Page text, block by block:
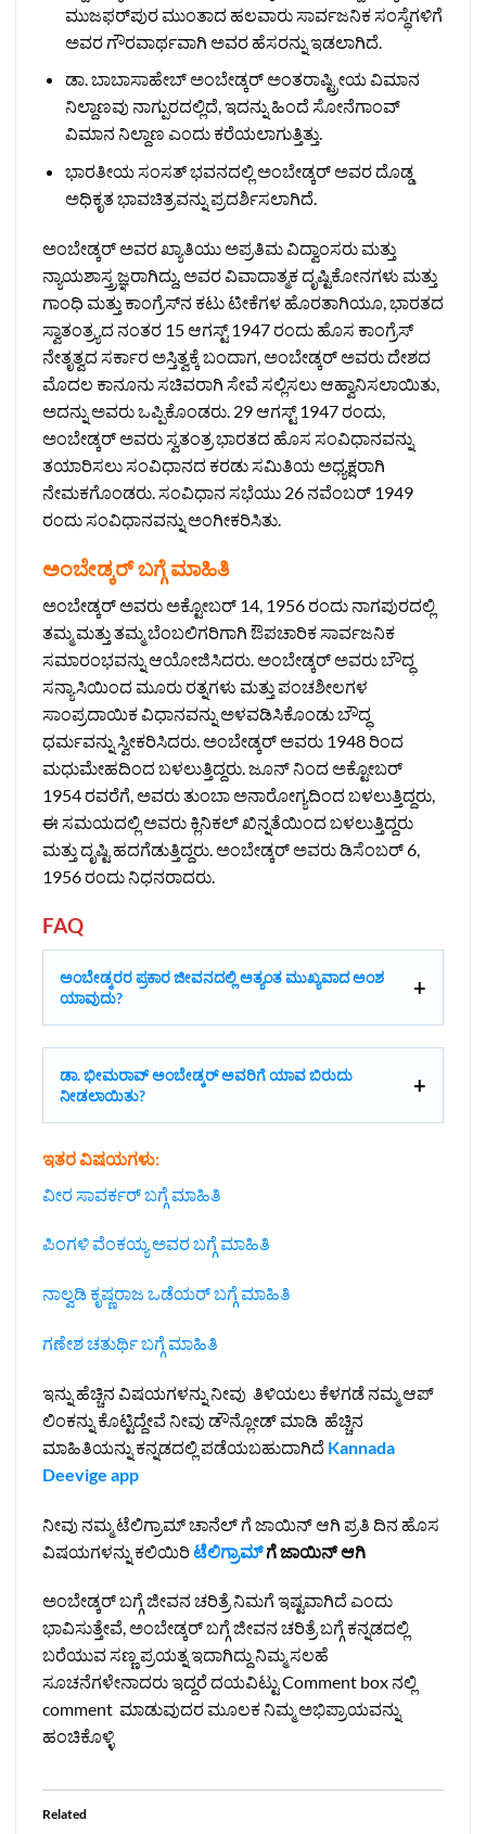
ಮುಜಫರ್‌ಪುರ ಮುಂತಾದ ಹಲವಾರು ಸಾರ್ವಜನಿಕ ಸಂಸ್ಥೆಗಳಿಗೆ
ಅವರ ಗೌರವಾರ್ಥವಾಗಿ ಅವರ ಹೆಸರನ್ನು ಇಡಲಾಗಿದೆ.
ಡಾ. ಬಾಬಾಸಾಹೇಬ್ ಅಂಬೇಡ್ಕರ್ ಅಂತರಾಷ್ಟ್ರೀಯ ವಿಮಾನ
ನಿಲ್ದಾಣವು ನಾಗ್ಪುರದಲ್ಲಿದೆ, ಇದನ್ನು ಹಿಂದೆ ಸೋನೆಗಾಂವ್
ವಿಮಾನ ನಿಲ್ದಾಣ ಎಂದು ಕರೆಯಲಾಗುತ್ತಿತ್ತು.
ಭಾರತೀಯ ಸಂಸತ್ ಭವನದಲ್ಲಿ ಅಂಬೇಡ್ಕರ್ ಅವರ ದೊಡ್ಡ
ಅಧಿಕೃತ ಭಾವಚಿತ್ರವನ್ನು ಪ್ರದರ್ಶಿಸಲಾಗಿದೆ.
ಅಂಬೇಡ್ಕರ್ ಅವರ ಖ್ಯಾತಿಯು ಅಪ್ರತಿಮ ವಿದ್ವಾಂಸರು ಮತ್ತು
ನ್ಯಾಯಶಾಸ್ತ್ರಜ್ಞರಾಗಿದ್ದು, ಅವರ ವಿವಾದಾತ್ಮಕ ದೃಷ್ಟಿಕೋನಗಳು ಮತ್ತು
ಗಾಂಧಿ ಮತ್ತು ಕಾಂಗ್ರೆಸ್‌ನ ಕಟು ಟೀಕೆಗಳ ಹೊರತಾಗಿಯೂ, ಭಾರತದ
ಸ್ವಾತಂತ್ರ್ಯದ ನಂತರ 15 ಆಗಸ್ಟ್ 1947 ರಂದು ಹೊಸ ಕಾಂಗ್ರೆಸ್
ನೇತೃತ್ವದ ಸರ್ಕಾರ ಅಸ್ತಿತ್ವಕ್ಕೆ ಬಂದಾಗ, ಅಂಬೇಡ್ಕರ್ ಅವರು ದೇಶದ
ಮೊದಲ ಕಾನೂನು ಸಚಿವರಾಗಿ ಸೇವೆ ಸಲ್ಲಿಸಲು ಆಹ್ವಾನಿಸಲಾಯಿತು,
ಅದನ್ನು ಅವರು ಒಪ್ಪಿಕೊಂಡರು. 29 ಆಗಸ್ಟ್ 1947 ರಂದು,
ಅಂಬೇಡ್ಕರ್ ಅವರು ಸ್ವತಂತ್ರ ಭಾರತದ ಹೊಸ ಸಂವಿಧಾನವನ್ನು
ತಯಾರಿಸಲು ಸಂವಿಧಾನದ ಕರಡು ಸಮಿತಿಯ ಅಧ್ಯಕ್ಷರಾಗಿ
ನೇಮಕಗೊಂಡರು. ಸಂವಿಧಾನ ಸಭೆಯು 26 ನವೆಂಬರ್ 1949
ರಂದು ಸಂವಿಧಾನವನ್ನು ಅಂಗೀಕರಿಸಿತು.
ಅಂಬೇಡ್ಕರ್ ಬಗ್ಗೆ ಮಾಹಿತಿ
ಅಂಬೇಡ್ಕರ್ ಅವರು ಅಕ್ಟೋಬರ್ 14, 1956 ರಂದು ನಾಗಪುರದಲ್ಲಿ
ತಮ್ಮ ಮತ್ತು ತಮ್ಮ ಬೆಂಬಲಿಗರಿಗಾಗಿ ಔಪಚಾರಿಕ ಸಾರ್ವಜನಿಕ
ಸಮಾರಂಭವನ್ನು ಆಯೋಜಿಸಿದರು. ಅಂಬೇಡ್ಕರ್ ಅವರು ಬೌದ್ಧ
ಸನ್ಯಾಸಿಯಿಂದ ಮೂರು ರತ್ನಗಳು ಮತ್ತು ಪಂಚಶೀಲಗಳ
ಸಾಂಪ್ರದಾಯಿಕ ವಿಧಾನವನ್ನು ಅಳವಡಿಸಿಕೊಂಡು ಬೌದ್ಧ
ಧರ್ಮವನ್ನು ಸ್ವೀಕರಿಸಿದರು. ಅಂಬೇಡ್ಕರ್ ಅವರು 1948 ರಿಂದ
ಮಧುಮೇಹದಿಂದ ಬಳಲುತ್ತಿದ್ದರು. ಜೂನ್ ನಿಂದ ಅಕ್ಟೋಬರ್
1954 ರವರೆಗೆ, ಅವರು ತುಂಬಾ ಅನಾರೋಗ್ಯದಿಂದ ಬಳಲುತ್ತಿದ್ದರು,
ಈ ಸಮಯದಲ್ಲಿ ಅವರು ಕ್ಲಿನಿಕಲ್ ಖಿನ್ನತೆಯಿಂದ ಬಳಲುತ್ತಿದ್ದರು
ಮತ್ತು ದೃಷ್ಟಿ ಹದಗೆಡುತ್ತಿದ್ದರು. ಅಂಬೇಡ್ಕರ್ ಅವರು ಡಿಸೆಂಬರ್ 6,
1956 ರಂದು ನಿಧನರಾದರು.
FAQ
ಅಂಬೇಡ್ಕರರ ಪ್ರಕಾರ ಜೀವನದಲ್ಲಿ ಅತ್ಯಂತ ಮುಖ್ಯವಾದ ಅಂಶ
ಯಾವುದು?
ಡಾ. ಭೀಮರಾವ್ ಅಂಬೇಡ್ಕರ್ ಅವರಿಗೆ ಯಾವ ಬಿರುದು
ನೀಡಲಾಯಿತು?
ಇತರ ವಿಷಯಗಳು:
ವೀರ ಸಾವರ್ಕರ್ ಬಗ್ಗೆ ಮಾಹಿತಿ
ಪಿಂಗಳಿ ವೆಂಕಯ್ಯ ಅವರ ಬಗ್ಗೆ ಮಾಹಿತಿ
ನಾಲ್ವಡಿ ಕೃಷ್ಣರಾಜ ಒಡೆಯರ್ ಬಗ್ಗೆ ಮಾಹಿತಿ
ಗಣೇಶ ಚತುರ್ಥಿ ಬಗ್ಗೆ ಮಾಹಿತಿ
ಇನ್ನು ಹೆಚ್ಚಿನ ವಿಷಯಗಳನ್ನು ನೀವು ತಿಳಿಯಲು ಕೆಳಗಡೆ ನಮ್ಮ ಆಪ್
ಲಿಂಕನ್ನು ಕೊಟ್ಟಿದ್ದೇವೆ ನೀವು ಡೌನ್ಲೋಡ್ ಮಾಡಿ ಹೆಚ್ಚಿನ
ಮಾಹಿತಿಯನ್ನು ಕನ್ನಡದಲ್ಲಿ ಪಡೆಯಬಹುದಾಗಿದೆ Kannada
Deevige app
ನೀವು ನಮ್ಮ ಟೆಲಿಗ್ರಾಮ್ ಚಾನೆಲ್ ಗೆ ಜಾಯಿನ್ ಆಗಿ ಪ್ರತಿ ದಿನ ಹೊಸ
ವಿಷಯಗಳನ್ನು ಕಲಿಯಿರಿಟೆಲಿಗ್ರಾಮ್ಗೆ ಜಾಯಿನ್ ಆಗಿ
ಅಂಬೇಡ್ಕರ್ ಬಗ್ಗೆ ಜೀವನ ಚರಿತ್ರೆ ನಿಮಗೆ ಇಷ್ಟವಾಗಿದೆ ಎಂದು
ಭಾವಿಸುತ್ತೇವೆ, ಅಂಬೇಡ್ಕರ್ ಬಗ್ಗೆ ಜೀವನ ಚರಿತ್ರೆ ಬಗ್ಗೆ ಕನ್ನಡದಲ್ಲಿ
ಬರೆಯುವ ಸಣ್ಣ ಪ್ರಯತ್ನ ಇದಾಗಿದ್ದು ನಿಮ್ಮ ಸಲಹೆ
ಸೂಚನೆಗಳೇನಾದರು ಇದ್ದರೆ ದಯವಿಟ್ಟು Comment box ನಲ್ಲಿ
comment ಮಾಡುವುದರ ಮೂಲಕ ನಿಮ್ಮ ಅಭಿಪ್ರಾಯವನ್ನು
ಹಂಚಿಕೊಳ್ಳಿ
Related